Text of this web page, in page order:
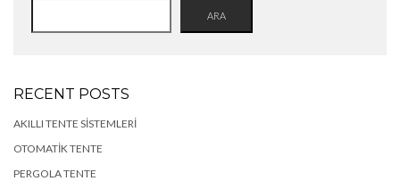
ARA
RECENT POSTS
AKILLI TENTE SISTEMLERI
OTOMATIK TENTE
PERGOLA TENTE